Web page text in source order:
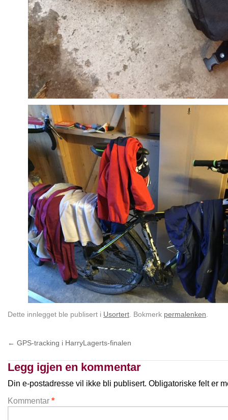
Dette innlegget ble publisert i Usortert . Bokmerk permalenken
← GPS-tracking i HarryLagerts-finalen
Legg igjen en kommentar
Din e-postadresse vil ikke bli publisert. Obligatoriske felt er
Kommentar *